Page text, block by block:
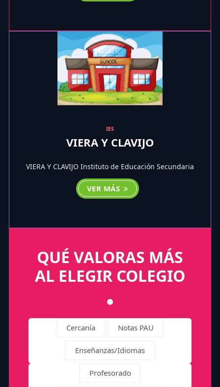
IES
VIERA Y CLAVIJO
VIERA Y CLAVIJO Instituto de Educación Secundaria
VER MÁS
QUÉ VALORAS MÁS
AL ELEGIR COLEGIO
Cercanía Notas PAU
Enseñanzas/Idiomas
Profesorado